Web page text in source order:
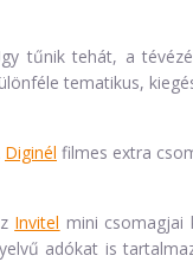
tűnik tehát, a
tematikus,
Diginél filmes extra
Invitel mini csomagjai
adókat is